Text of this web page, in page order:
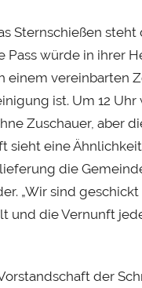
Sternschießen steht
Pass würde in ihrer
einem vereinbarten
ist. Um 12
Zuschauer, aber
sieht eine
die
„Wir sind
und die Vernunft
der